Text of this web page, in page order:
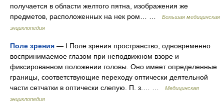
получается в области желтого пятна, изображения же
предметов, расположенных на нек ром… …
Большая медицинская
энциклопедия
Поле зрения — I Поле зрения пространство, одновременно
воспринимаемое глазом при неподвижном взоре и
фиксированном положении головы. Оно имеет определенные
границы, соответствующие переходу оптически деятельной
части сетчатки в оптически слепую. П. з.… …
Медицинская
энциклопедия